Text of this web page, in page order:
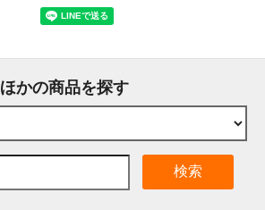
ほかの商品を探す
検索